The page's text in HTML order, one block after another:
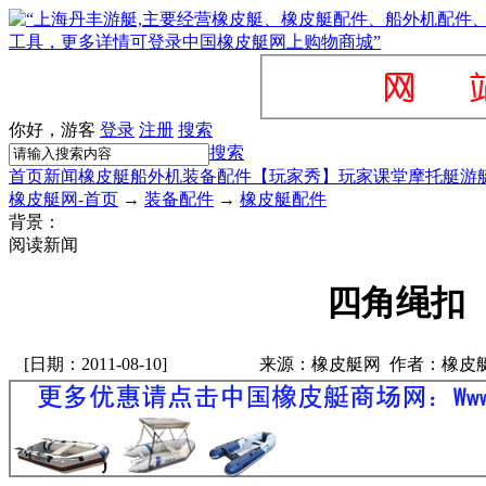
你好，游客 登录 注册 搜索
搜索
首页新闻橡皮艇船外机装备配件 【玩家秀】 玩家课堂摩托艇游
橡皮艇网-首页 → 装备配件 → 橡皮艇配件
背景：
阅读新闻
四角绳扣
[日期：2011-08-10] 来源：橡皮艇网 作者：橡皮